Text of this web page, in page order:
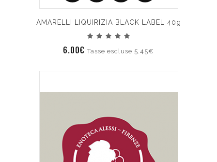
AMARELLI LIQUIRIZIA BLACK LABEL 40g
6.00€Tasse escluse:5.45€